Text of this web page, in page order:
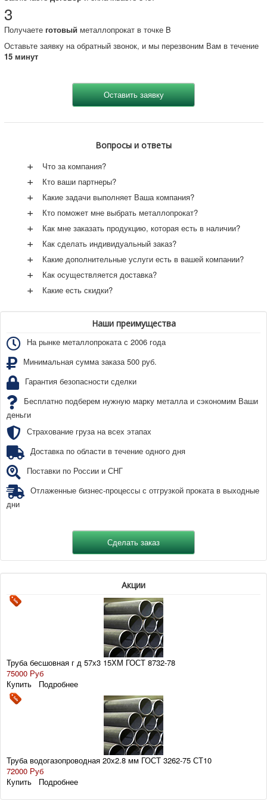
3
Получаете готовый металлопрокат в точке B
Оставьте заявку на обратный звонок, и мы перезвоним Вам в течение
15 минут
Вопросы и ответы
+ Что за компания?
+ Кто ваши партнеры?
+ Какие задачи выполняет Ваша компания?
+ Кто поможет мне выбрать металлопрокат?
+ Как мне заказать продукцию, которая есть в наличии?
+ Как сделать индивидуальный заказ?
+ Какие дополнительные услуги есть в вашей компании?
+ Как осуществляется доставка?
+ Какие есть скидки?
Наши преимущества
На рынке металлопроката с 2006 года
Минимальная сумма заказа 500 руб.
Гарантия безопасности сделки
Бесплатно подберем нужную марку металла и сэкономим Ваши
деньги
Страхование груза на всех этапах
Доставка по области в течение одного дня
Поставки по России и СНГ
Отлаженные бизнес-процессы с отгрузкой проката в выходные
дни
Акции
Труба бесшовная г д 57х3 15ХМ ГОСТ 8732-78
75000 Руб
Купить
Подробнее
Труба водогазопроводная 20х2.8 мм ГОСТ 3262-75 СТ10
72000 Руб
Купить
Подробнее